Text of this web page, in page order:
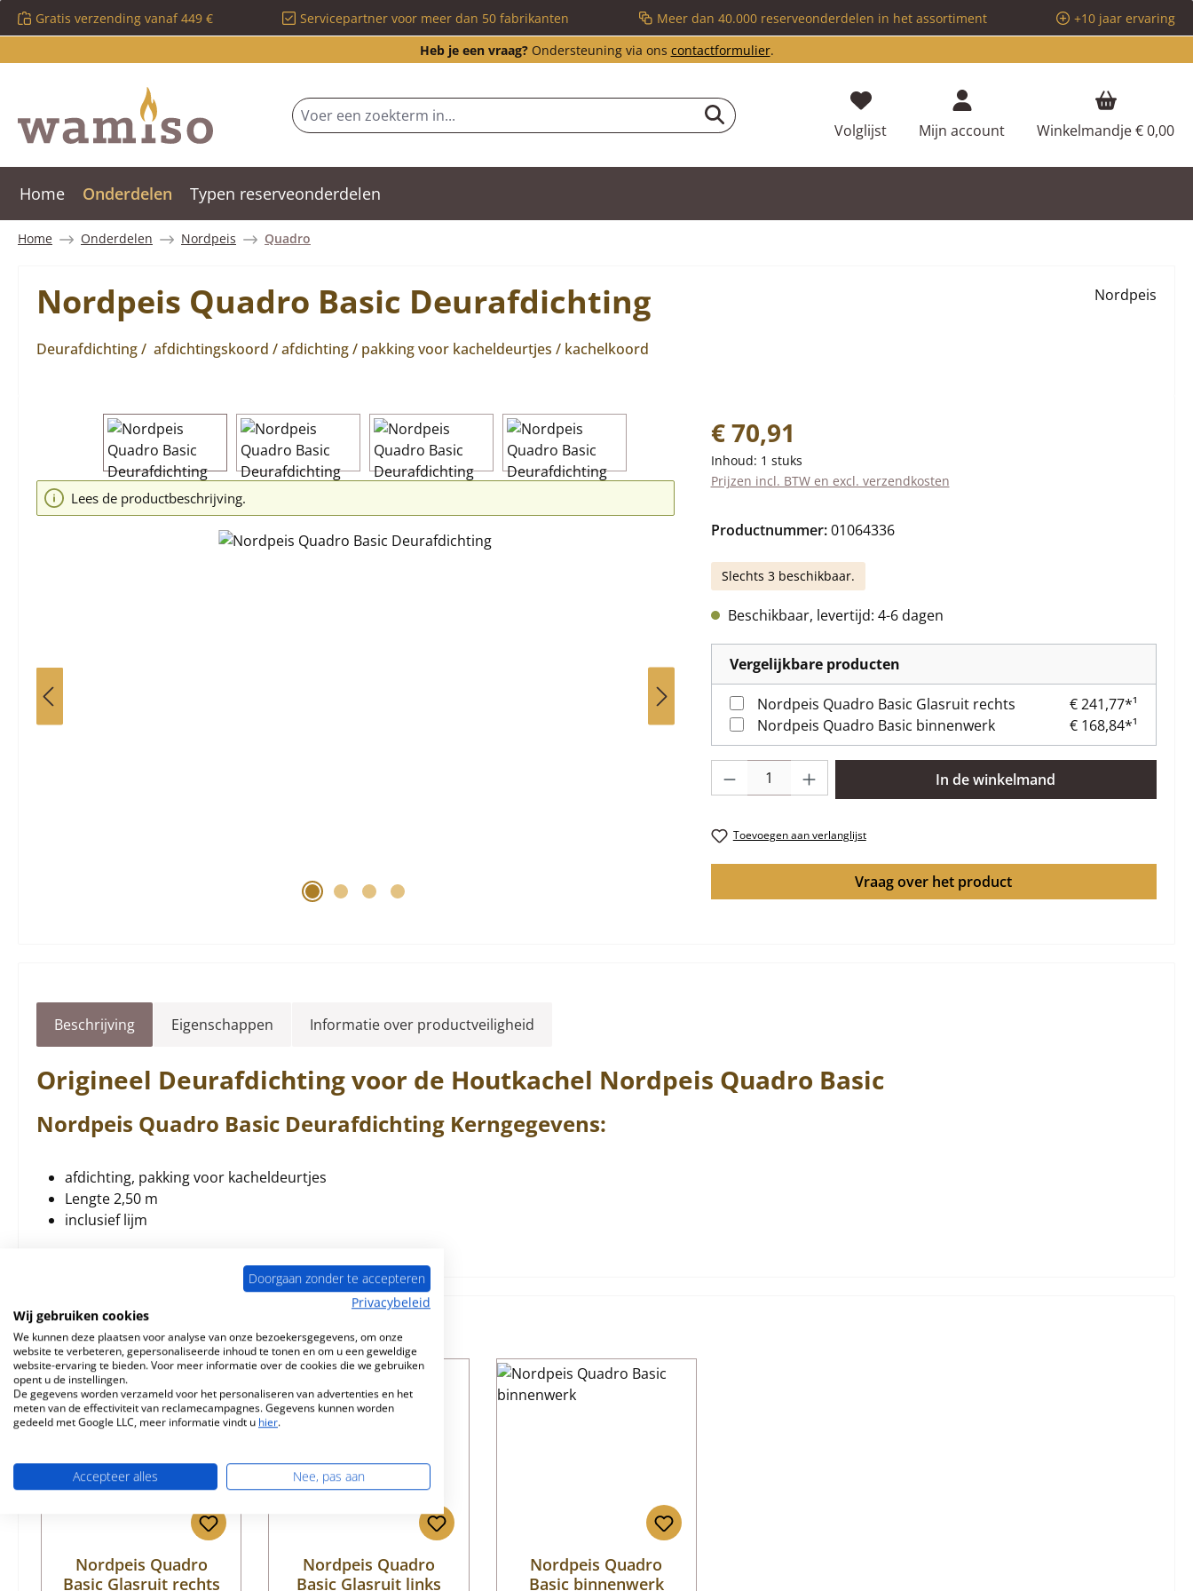
naar de hoofdinhoud
Ga naar de zoekopdracht
Ga naar de hoofdnavigatie
Gratis verzending vanaf 449 € Servicepartner voor meer dan 50 fabrikanten Meer dan 40.000 reserveonderdelen in het assortiment
+10 jaar ervaring
Heb je een vraag?Ondersteuning via ons contactformulier.
VolglijstJe hebt 0 items op je verlanglijstje
Mijn account Winkelmandje€ 0,00
Home Onderdelen Typen reserveonderdelen
Home Onderdelen Nordpeis Quadro
Nordpeis Quadro Basic Deurafdichting
Deurafdichting / afdichtingskoord / afdichting / pakking voor kacheldeurtjes / kachelkoord
Nordpeis
Afbeeldingengalerij overslaan
Lees de productbeschrijving.
Normale prijs:
€ 70,91
Inhoud: 1 stuks
Prijzen incl. BTW en excl. verzendkosten
Productnummer:01064336
Slechts 3 beschikbaar.
Beschikbaar, levertijd: 4-6 dagen
Vergelijkbare producten
Nordpeis Quadro Basic Glasruit rechts
€ 241,77*¹
Nordpeis Quadro Basic binnenwerk
€ 168,84*¹
Producthoeveelheid: Voer de gewenste hoeveelheid in of gebruik de knoppen
In de winkelmand
Toevoegen aan verlanglijst
Vraag over het product
Beschrijving Eigenschappen Informatie over productveiligheid
Origineel Deurafdichtingvoor de Houtkachel Nordpeis Quadro Basic
Nordpeis Quadro Basic Deurafdichting Kerngegevens:
afdichting, pakking voor kacheldeurtjes
Lengte 2,50 m
inclusief lijm
Vergelijkbare producten
Productgalerij overslaan
Nog 4 op voorraad!
Nordpeis Quadro
Basic Glasruit rechts
Nog 3 op voorraad!
Nordpeis Quadro
Basic Glasruit links
Nordpeis Quadro
Basic binnenwerk
Doorgaan zonder te accepteren
Privacybeleid
Wij gebruiken cookies
We kunnen deze plaatsen voor analyse van onze bezoekersgegevens, om onze
website te verbeteren, gepersonaliseerde inhoud te tonen en om u een geweldige
website-ervaring te bieden. Voor meer informatie over de cookies die we gebruiken
opent u de instellingen.
De gegevens worden verzameld voor het personaliseren van advertenties en het
meten van de effectiviteit van reclamecampagnes. Gegevens kunnen worden
gedeeld met Google LLC, meer informatie vindt u hier.
Accepteer alles Nee, pas aan